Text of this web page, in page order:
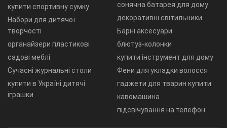
купити спортивну сумку
Набори для дитячої
творчості
органайзери пластикові
садові меблі
Сучасні журнальні столи
купити в Україні дитячі
іграшки
сонячна батарея для дому
декоративні світильники
Барні аксесуари
блютуз-колонки
купити інструмент для дому
Фени для укладки волосся
гаджети для тварин купити
кавомашина
підсвічування на телефон